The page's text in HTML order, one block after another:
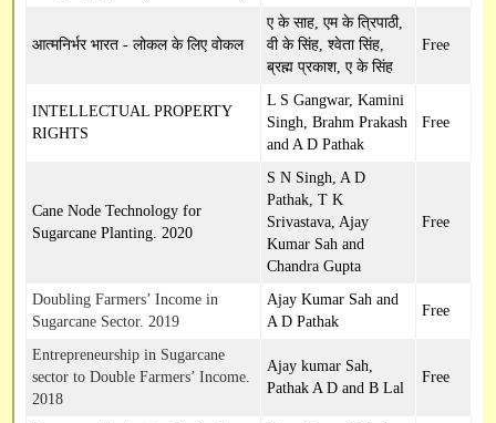
GEM
HYPM
PFMS
SBI Online
Capacity Building
KVK Network
Krishi Kosh
विभिन्न डाउनलोड
आत्मनिर्भर भारत - लोकल के लिए वोकल
ए के साह, एम के त्रिपाठी,
वी के सिंह, श्वेता सिंह,
ब्रह्म प्रकाश, ए के सिंह
Free
INTELLECTUAL PROPERTY
RIGHTS
L S Gangwar, Kamini
Singh, Brahm Prakash
and A D Pathak
Free
Cane Node Technology for
Sugarcane Planting. 2020
S N Singh, A D
Pathak, T K
Srivastava, Ajay
Kumar Sah and
Chandra Gupta
Free
Doubling Farmers’ Income in
Sugarcane Sector. 2019
Ajay Kumar Sah and
A D Pathak
Free
Entrepreneurship in Sugarcane
sector to Double Farmers’ Income.
2018
Ajay kumar Sah,
Pathak A D and B Lal
Free